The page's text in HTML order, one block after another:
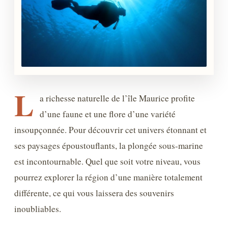
L a richesse naturelle de l’île Maurice profite
d’une faune et une flore d’une variété
insoupçonnée. Pour découvrir cet univers étonnant et
ses paysages époustouflants, la plongée sous-marine
est incontournable. Quel que soit votre niveau, vous
pourrez explorer la région d’une manière totalement
différente, ce qui vous laissera des souvenirs
inoubliables.